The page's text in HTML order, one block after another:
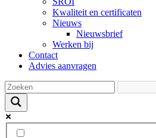
Kwaliteit en certificaten
Nieuws
Nieuwsbrief
Werken bij
Contact
Advies aanvragen